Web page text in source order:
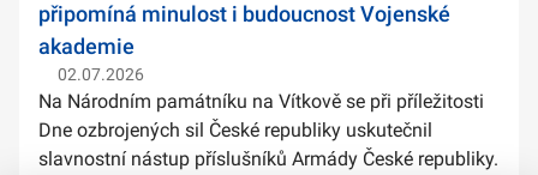
připomíná minulost i budoucnost Vojenské
akademie
02.07.2026
Na Národním památníku na Vítkově se při příležitosti
Dne ozbrojených sil České republiky uskutečnil
slavnostní nástup příslušníků Armády České republiky.